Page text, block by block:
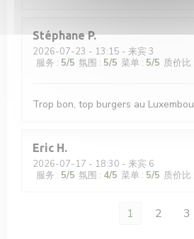
Stéphane P
2026-07-23 - 13:15 - 来宾 3
服务 : 5/5 氛围 : 5/5 菜单 : 5/5 质价比
Trop bon, top burgers au
Eric H
2026-07-17 - 18:30 - 来宾 6
服务 : 5/5 氛围 : 4/5 菜单 : 5/5 质价比
1 2 3